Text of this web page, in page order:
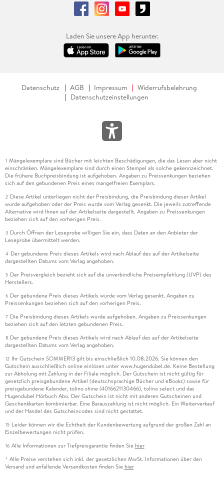
Laden Sie unsere App herunter.
Datenschutz AGB Impressum
Widerrufsbelehrung
Datenschutzeinstellungen
1 Mängelexemplare sind Bücher mit leichten Beschädigungen, die das Lesen aber nicht
einschränken. Mängelexemplare sind durch einen Stempel als solche gekennzeichnet.
Die frühere Buchpreisbindung ist aufgehoben. Angaben zu Preissenkungen beziehen
sich auf den gebundenen Preis eines mangelfreien Exemplars.
2 Diese Artikel unterliegen nicht der Preisbindung, die Preisbindung dieser Artikel
wurde aufgehoben oder der Preis wurde vom Verlag gesenkt. Die jeweils zutreffende
Alternative wird Ihnen auf der Artikelseite dargestellt. Angaben zu Preissenkungen
beziehen sich auf den vorherigen Preis.
3 Durch Öffnen der Leseprobe willigen Sie ein, dass Daten an den Anbieter der
Leseprobe übermittelt werden.
4 Der gebundene Preis dieses Artikels wird nach Ablauf des auf der Artikelseite
dargestellten Datums vom Verlag angehoben.
5 Der Preisvergleich bezieht sich auf die unverbindliche Preisempfehlung (UVP) des
Herstellers.
6 Der gebundene Preis dieses Artikels wurde vom Verlag gesenkt. Angaben zu
Preissenkungen beziehen sich auf den vorherigen Preis.
7 Die Preisbindung dieses Artikels wurde aufgehoben. Angaben zu Preissenkungen
beziehen sich auf den letzten gebundenen Preis.
8 Der gebundene Preis dieses Artikels wird nach Ablauf des auf der Artikelseite
dargestellten Datums vom Verlag angehoben.
12 Ihr Gutschein SOMMER13 gilt bis einschließlich 10.08.2026. Sie können den
Gutschein ausschließlich online einlösen unter www.hugendubel.de. Keine Bestellung
zur Abholung mit Zahlung in der Filiale möglich. Der Gutschein ist nicht gültig für
gesetzlich preisgebundene Artikel (deutschsprachige Bücher und eBooks) sowie für
preisgebundene Kalender, tolino shine (4016621130466), tolino select und das
Hugendubel Hörbuch Abo. Der Gutschein ist nicht mit anderen Gutscheinen und
Geschenkkarten kombinierbar. Eine Barauszahlung ist nicht möglich. Ein Weiterverkauf
und der Handel des Gutscheincodes sind nicht gestattet.
15 Leider können wir die Echtheit der Kundenbewertung aufgrund der großen Zahl an
Einzelbewertungen nicht prüfen.
16 Alle Informationen zur Tiefpreisgarantie finden Sie hier
* Alle Preise verstehen sich inkl. der gesetzlichen MwSt. Informationen über den
Versand und anfallende Versandkosten finden Sie hier